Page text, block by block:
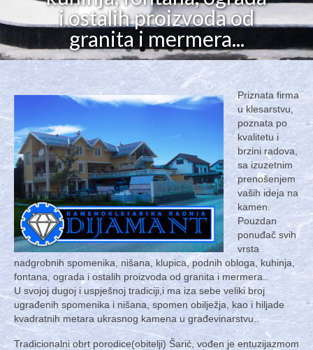
prenošenjem vaših ideja
na kamen
i ostalih proizvoda od
granita i mermera...
povjerenja među
saradnicima.
kamena u
građevinarstvu...
ugradnje proizvoda od
granita i mermera.
Priznata firma
u klesarstvu,
poznata po
kvalitetu i
brzini radova,
sa izuzetnim
prenošenjem
vaših ideja na
kamen.
Pouzdan
ponuđač svih
vrsta
nadgrobnih spomenika, nišana, klupica, podnih obloga, kuhinja,
fontana, ograda i ostalih proizvoda od granita i mermera..
U svojoj dugoj i uspješnoj tradiciji,i ma iza sebe veliki broj
ugrađenih spomenika i nišana, spomen obilježja, kao i hiljade
kvadratnih metara ukrasnog kamena u građevinarstvu..
Tradicionalni obrt porodice(obitelji) Šarić, vođen je entuzijazmom